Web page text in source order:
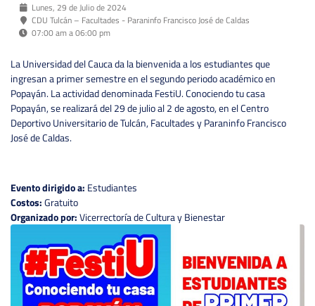
Lunes, 29 de Julio de 2024
CDU Tulcán – Facultades - Paraninfo Francisco José de Caldas
07:00 am a 06:00 pm
La Universidad del Cauca da la bienvenida a los estudiantes que
ingresan a primer semestre en el segundo periodo académico en
Popayán. La actividad denominada FestiU. Conociendo tu casa
Popayán, se realizará del 29 de julio al 2 de agosto, en el Centro
Deportivo Universitario de Tulcán, Facultades y Paraninfo Francisco
José de Caldas.
Evento dirigido a: Estudiantes
Costos:Gratuito
Organizado por:Vicerrectoría de Cultura y Bienestar